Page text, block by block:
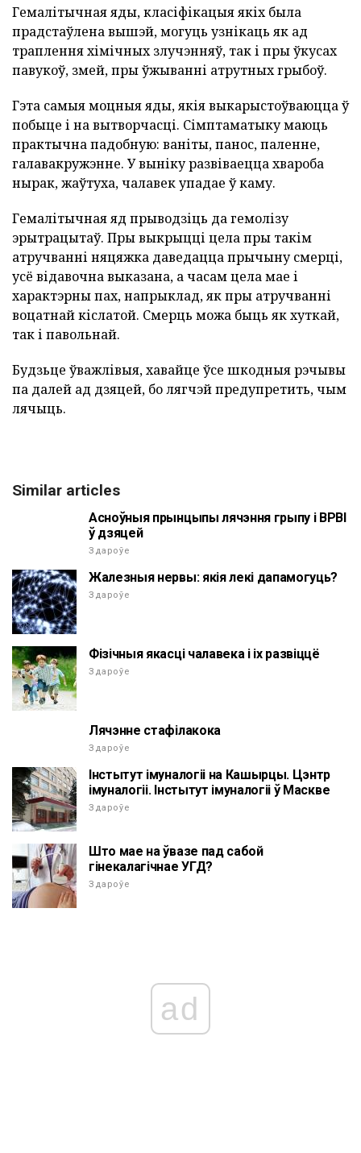
Гемалітычная яды, класіфікацыя якіх была
прадстаўлена вышэй, могуць узнікаць як ад
траплення хімічных злучэнняў, так і пры ўкусах
павукоў, змей, пры ўжыванні атрутных грыбоў.
Гэта самыя моцныя яды, якія выкарыстоўваюцца ў
побыце і на вытворчасці. Сімптаматыку маюць
практычна падобную: ваніты, панос, паленне,
галавакружэнне. У выніку развіваецца хвароба
нырак, жаўтуха, чалавек упадае ў каму.
Гемалітычная яд прыводзіць да гемолізу
эрытрацытаў. Пры выкрыцці цела пры такім
атручванні няцяжка даведацца прычыну смерці,
усё відавочна выказана, а часам цела мае і
характэрны пах, напрыклад, як пры атручванні
воцатнай кіслатой. Смерць можа быць як хуткай,
так і павольнай.
Будзьце ўважлівыя, хавайце ўсе шкодныя рэчывы
па далей ад дзяцей, бо лягчэй предупретить, чым
лячыць.
Similar articles
Асноўныя прынцыпы лячэння грыпу і ВРВІ
ў дзяцей
Здароўе
Жалезныя нервы: якія лекі дапамогуць?
Здароўе
Фізічныя якасці чалавека і іх развіццё
Здароўе
Лячэнне стафілакока
Здароўе
Інстытут імуналогіі на Кашырцы. Цэнтр
імуналогіі. Інстытут імуналогіі ў Маскве
Здароўе
Што мае на ўвазе пад сабой
гінекалагічнае УГД?
Здароўе
ad